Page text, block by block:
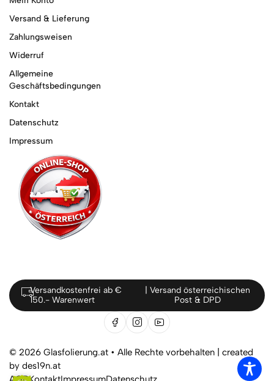
Versand & Lieferung
Zahlungsweisen
Widerruf
Allgemeine
Geschäftsbedingungen
Kontakt
Datenschutz
Impressum
Versandkostenfrei ab €
150.- Warenwert
| Versand österreichischen
Post & DPD
© 2026 Glasfolierung.at • Alle Rechte vorbehalten | created
by des19n.at